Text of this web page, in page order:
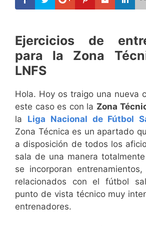
Ejercicios de
para la Zona
LNFS
Hola. Hoy os traigo una nueva
este caso es con la Zona
la Liga Nacional de Fútbol
Zona Técnica es un apartado
a disposición de todos los
sala de una manera
se incorporan
relacionados con el fútbol
punto de vista técnico muy
entrenadores.